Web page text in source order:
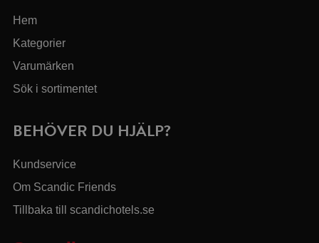
Hem
Kategorier
Varumärken
Sök i sortimentet
BEHÖVER DU HJÄLP?
Kundservice
Om Scandic Friends
Tillbaka till scandichotels.se